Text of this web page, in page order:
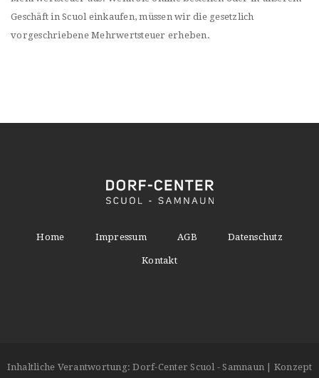
Geschäft in Scuol einkaufen, müssen wir die gesetzlich
vorgeschriebene Mehrwertsteuer erheben.
Home Impressum AGB Datenschutz
Kontakt
Inhaltliche Verantwortung: Dorf-Center Scuol - Samnaun | Konzept